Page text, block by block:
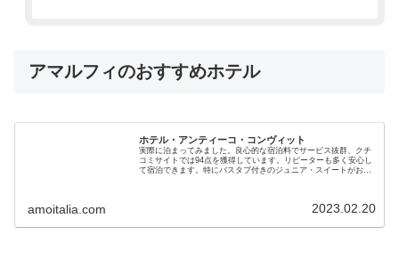
アマルフィのおすすめホテル
ホテル・アンティーコ・コンヴィット
実際に泊まってみました。良心的な宿泊料でサービス抜群、クチ
コミサイトでは94点を獲得しています。リピーターも多く安心し
て宿泊できます。特にバスタブ付きのジュニア・スイートがお勧
amoitalia.com 2023.02.20